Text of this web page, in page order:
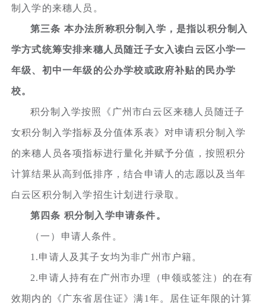
制入学的来穗人员。
第三条 本办法所称积分制入学，是指以积分制入
学方式统筹安排来穗人员随迁子女入读白云区小学一
年级、初中一年级的公办学校或政府补贴的民办学
校。
积分制入学按照《广州市白云区来穗人员随迁子
女积分制入学指标及分值体系表》对申请积分制入学
的来穗人员各项指标进行量化并赋予分值，按照积分
计算结果从高到低排序，结合申请人的志愿以及当年
白云区积分制入学招生计划进行录取。
第四条 积分制入学申请条件。
（一）申请人条件。
1.申请人及其子女均为非广州市户籍。
2.申请人持有在广州市办理（申领或签注）的在有
效期内的《广东省居住证》满1年。居住证年限的计算